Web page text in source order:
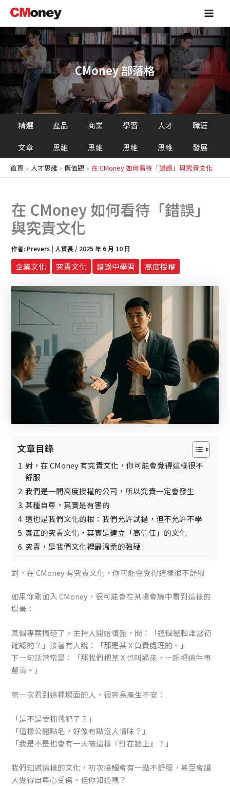
主
容
Main
CMoney 部落格
精選
文章
產品
思維
商業
思維
學習
思維
人才
思維
職涯
發展
首頁 人才思維 價值觀 在 CMoney 如何看待「錯誤」與究責文化
在 CMoney 如何看待「錯誤」
與究責文化
作者: Prevers | 人資長 / 2025 年 6 月 10 日
企業文化 究責文化 錯誤中學習 高度授權
文章目錄
對，在 CMoney 有究責文化，你可能會覺得這樣很不
舒服
我們是一間高度授權的公司，所以究責一定會發生
某種自尊，其實是有害的
這也是我們文化的根：我們允許試錯，但不允許不學
真正的究責文化，其實是建立「高信任」的文化
究責，是我們文化裡最溫柔的強硬
對，在 CMoney 有究責文化，你可能會覺得這樣很不舒服
如果你剛加入 CMoney，很可能會在某場會議中看到這樣的
場景：
某個專案搞砸了。主持人開始復盤，問：「這個邏輯誰當初
確認的？」接著有人說：「那是某 X 負責處理的。」
下一句話常常是：「那我們把某 X 也叫過來，一起把這件事
釐清。」
第一次看到這種場面的人，很容易產生不安：
「是不是要抓戰犯了？」
「這樣公開點名，好像有點沒人情味？」
「我是不是也會有一天被這樣『釘在牆上』？」
我們知道這樣的文化，初次接觸會有一點不舒服，甚至會讓
人覺得自尊心受傷。但你知道嗎？
尋